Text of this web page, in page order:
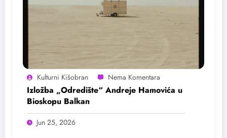
Kulturni Kišobran
Izložba „Odredište“ Andreje Hamovića u
Bioskopu Balkan
Jun 25, 2026